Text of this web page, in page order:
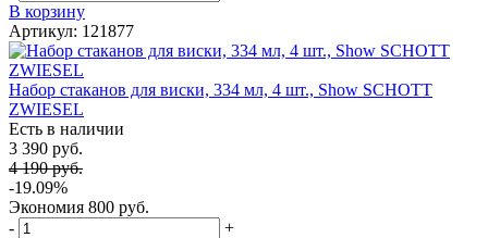
В корзину
Артикул: 121877
Набор стаканов для виски, 334 мл, 4 шт., Show SCHOTT
ZWIESEL
Есть в наличии
3 390 руб.
4 190 руб.
-19.09%
Экономия 800 руб.
-
+